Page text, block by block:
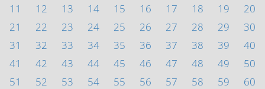
11
12 13 14 15 16 17 18 19
20
21
22 23 24 25 26 27 28 29
30
31
32 33 34 35 36 37 38 39
40
41
42 43 44 45 46 47 48 49
50
51
52 53 54 55 56 57 58 59
60